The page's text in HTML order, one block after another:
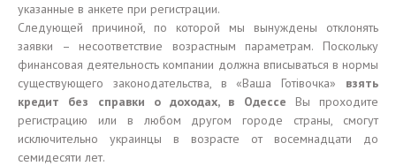
указанные в анкете при регистрации.
Следующей причиной, по которой мы вынуждены отклонять
заявки – несоответствие возрастным параметрам. Поскольку
финансовая деятельность компании должна вписываться в нормы
существующего законодательства, в «Ваша Готівочка» взять
кредит без справки о доходах, в Одессе Вы проходите
регистрацию или в любом другом городе страны, смогут
исключительно украинцы в возрасте от восемнадцати до
семидесяти лет.